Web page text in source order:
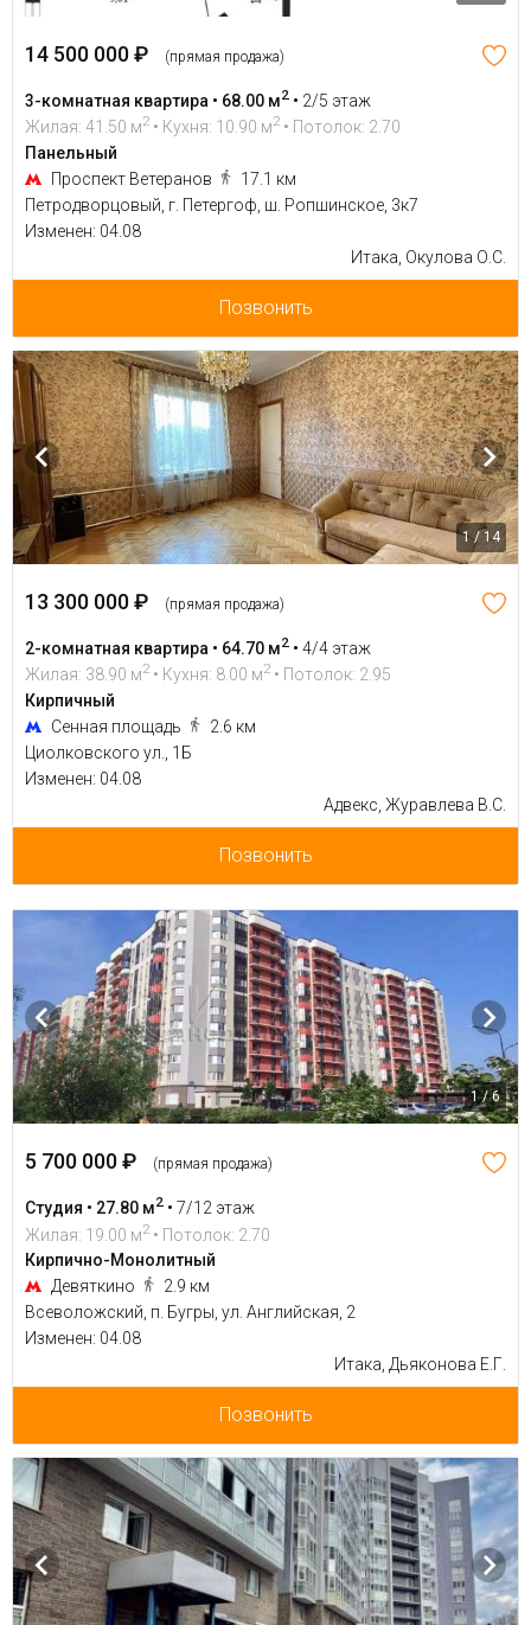
14 500 000 ₽ (прямая продажа)
3-комнатная квартира • 68.00 м2 • 2/5 этаж
Жилая: 41.50 м2 • Кухня: 10.90 м2 • Потолок: 2.70
Панельный
Проспект Ветеранов
17.1 км
Петродворцовый, г. Петергоф, ш. Ропшинское, 3к7
Изменен: 04.08
Итака, Окулова О.С.
Позвонить
1 / 14
13 300 000 ₽ (прямая продажа)
2-комнатная квартира • 64.70 м2 • 4/4 этаж
Жилая: 38.90 м2 • Кухня: 8.00 м2 • Потолок: 2.95
Кирпичный
Сенная площадь
2.6 км
Циолковского ул., 1Б
Изменен: 04.08
Адвекс, Журавлева В.С.
Позвонить
1 / 6
5 700 000 ₽ (прямая продажа)
Студия • 27.80 м2 • 7/12 этаж
Жилая: 19.00 м2 • Потолок: 2.70
Кирпично-Монолитный
Девяткино
2.9 км
Всеволожский, п. Бугры, ул. Английская, 2
Изменен: 04.08
Итака, Дьяконова Е.Г.
Позвонить